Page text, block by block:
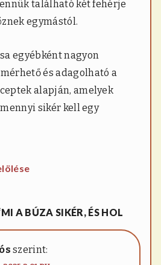
található két fehérje
egymástól.
egyébként nagyon
és adagolható a
alapján, amelyek
sikér kell egy
A BÚZA SIKÉR, ÉS HOL
szerint: